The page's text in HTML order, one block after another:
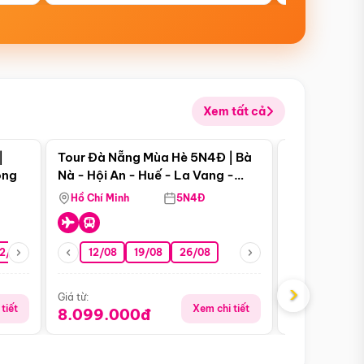
Xem tất cả
08 26/08 05/09 09/09 12/09
tiết
Điểm nổi bật
Tour Đà Nẵng Mùa Hè 5N4Đ | Bà
Nà - Hội An - Huế - La Vang -
Động Thiên Đường
Hồ Chí Minh 5N4Đ
12/08 19/08 26/08
Giá từ:
8.099.000đ Xem chi tiết
Giá từ:
›